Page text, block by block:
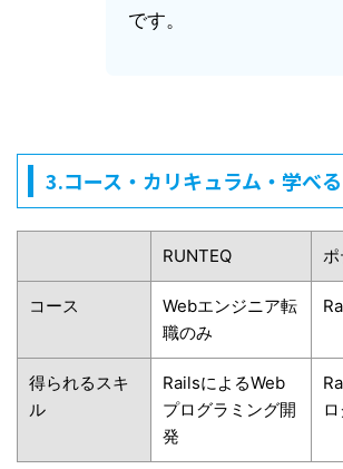
です。
3.コース・カリキュラム・学べ
RUNTEQ
コース
Webエンジニア転
職のみ
得られるスキ
ル
RailsによるWeb
プログラミング開
発